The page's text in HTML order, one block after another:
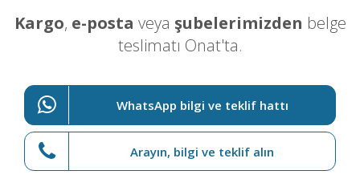
Kargo, e-posta veya şubelerimizden belge
teslimatı Onat'ta.
WhatsApp bilgi ve teklif hattı
Arayın, bilgi ve teklif alın